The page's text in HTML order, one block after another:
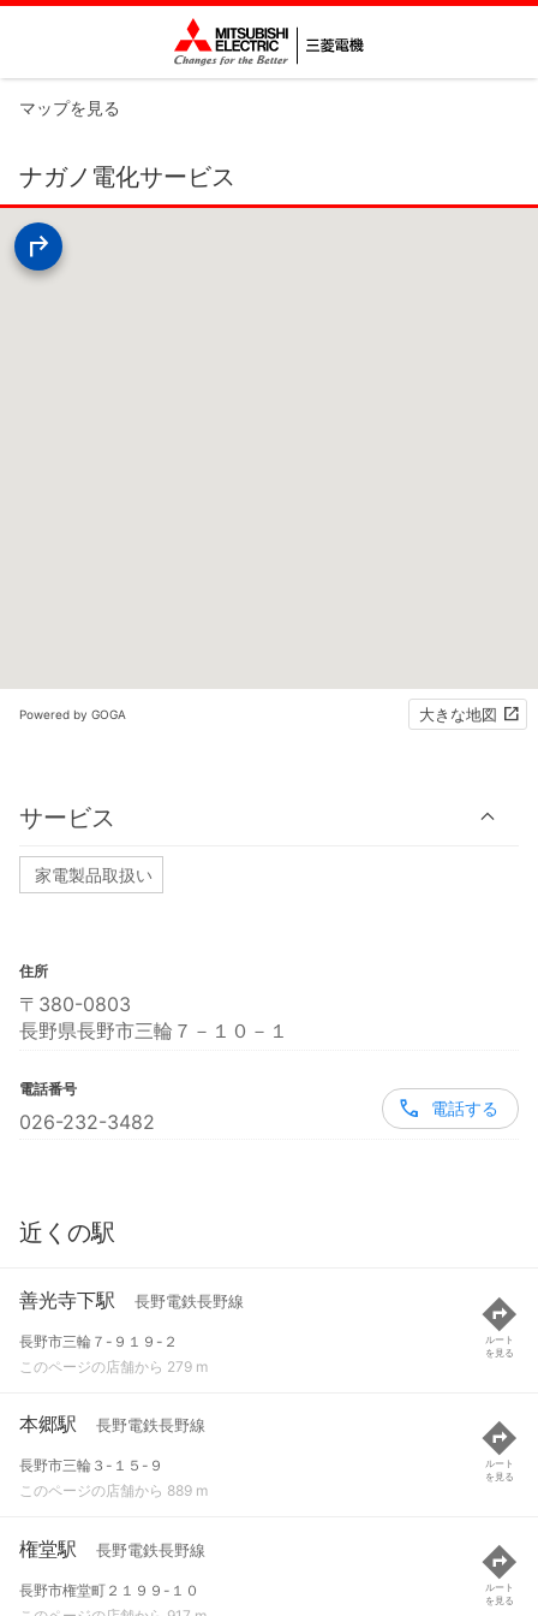
マップを見る
ナガノ電化サービス
Powered by GOGA 大きな地図
サービス
家電製品取扱い
住所
〒380-0803
長野県長野市三輪７－１０－１
電話番号
026-232-3482
電話する
近くの駅
善光寺下駅 長野電鉄長野線
長野市三輪７-９１９-２
このページの店舗から 279 m
ルート
を見る
本郷駅 長野電鉄長野線
長野市三輪３-１５-９
このページの店舗から 889 m
ルート
を見る
権堂駅 長野電鉄長野線
長野市権堂町２１９９-１０
ルート
を見る